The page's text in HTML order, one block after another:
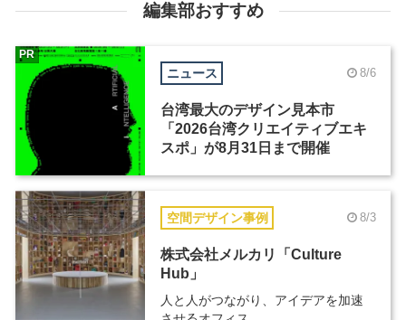
編集部おすすめ
ニュース 8/6
台湾最大のデザイン見本市
「2026台湾クリエイティブエキ
スポ」が8月31日まで開催
PR
空間デザイン事例 8/3
株式会社メルカリ「Culture
Hub」
人と人がつながり、アイデアを加速